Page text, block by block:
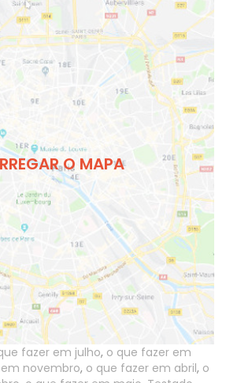
O MAPA
fazer em julho, o que fazer em
novembro, o que fazer em abril, o